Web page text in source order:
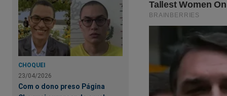
CHOQUEI
23/04/2026
Com o dono preso Página